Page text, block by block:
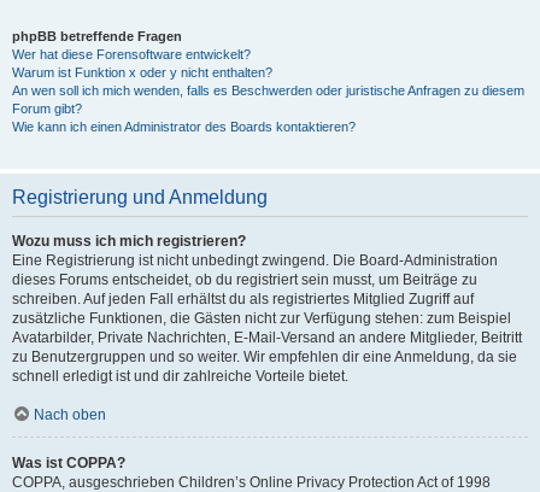
phpBB betreffende Fragen
Wer hat diese Forensoftware entwickelt?
Warum ist Funktion x oder y nicht enthalten?
An wen soll ich mich wenden, falls es Beschwerden oder juristische Anfragen zu diesem
Forum gibt?
Wie kann ich einen Administrator des Boards kontaktieren?
Registrierung und Anmeldung
Wozu muss ich mich registrieren?
Eine Registrierung ist nicht unbedingt zwingend. Die Board-Administration
dieses Forums entscheidet, ob du registriert sein musst, um Beiträge zu
schreiben. Auf jeden Fall erhältst du als registriertes Mitglied Zugriff auf
zusätzliche Funktionen, die Gästen nicht zur Verfügung stehen: zum Beispiel
Avatarbilder, Private Nachrichten, E-Mail-Versand an andere Mitglieder, Beitritt
zu Benutzergruppen und so weiter. Wir empfehlen dir eine Anmeldung, da sie
schnell erledigt ist und dir zahlreiche Vorteile bietet.
Nach oben
Was ist COPPA?
COPPA, ausgeschrieben Children’s Online Privacy Protection Act of 1998